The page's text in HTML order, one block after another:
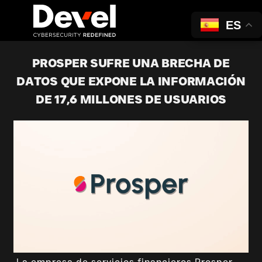
PROSPER SUFRE UNA BRECHA DE
DATOS QUE EXPONE LA INFORMACIÓN
DE 17,6 MILLONES DE USUARIOS
ES